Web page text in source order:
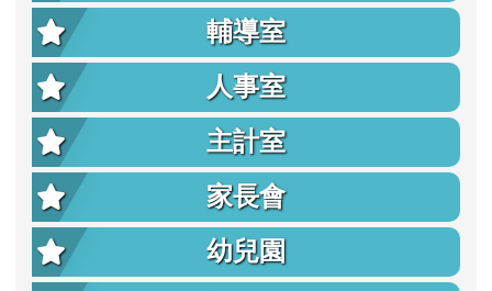
輔導室
人事室
主計室
家長會
幼兒園